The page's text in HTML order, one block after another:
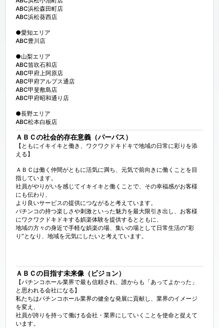
ABC浜松森田町店
ABC浜松葵西店
●愛知エリア
ABC豊川店
●山梨エリア
ABC笛吹石和店
ABC甲府上阿原店
ABC甲府アルプス通店
ABC甲斐敷島店
ABC甲府昭和通り店
●長野エリア
ABC松本白板店
ＡＢＣの社会的存在意義（パーパス）
【ともにイキイキと働き、ワクワクドキドキで地域の日常に彩りを添
える】
ＡＢＣは働く仲間がともに活気に満ち、元気で前向きに働くことを目
指しています。
社員がやりがいを感じてイキイキと働くことで、その幸福感がお客様
にも伝わり、
より良いサービスの提供につながると考えています。
パチンコの持つ楽しさや刺激といった魅力を最大限引き出し、お客様
にワクワクドキドキする娯楽体験を提供するとともに、
地域の方々の身近で手軽な娯楽の場、集いの場として日常生活の”彩
り”となり、地域を元気にしたいと考えています。
ＡＢＣの目指す未来像（ビジョン）
【パチンコホール業界で最も信頼され、誰からも「あってよかった」
と思われる会社になる】
私たちはパチンコホール業界の健全な発展に貢献し、業界のイメージ
を変え、
社員が誇りを持って働ける会社・業界にしていくことを使命と捉えて
います。